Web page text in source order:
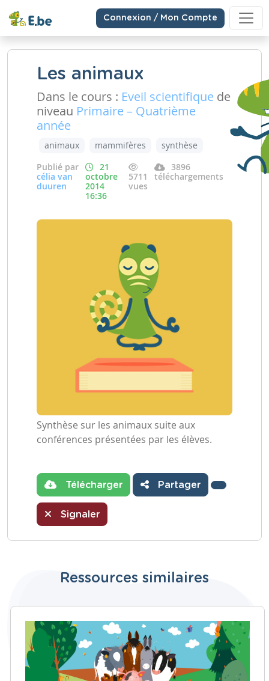
Connexion / Mon Compte
Les animaux
Dans le cours : Eveil scientifique de
niveau Primaire – Quatrième
année
animaux mammifères
synthèse
Publié par
célia van
duuren
21
octobre
2014
16:36
5711
vues
3896
téléchargements
Synthèse sur les animaux suite aux
conférences présentées par les élèves.
Télécharger Partager
Signaler
Ressources similaires